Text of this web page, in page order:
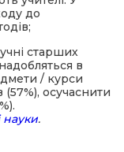
до
старших
в
/ курси
осучаснити
науки.